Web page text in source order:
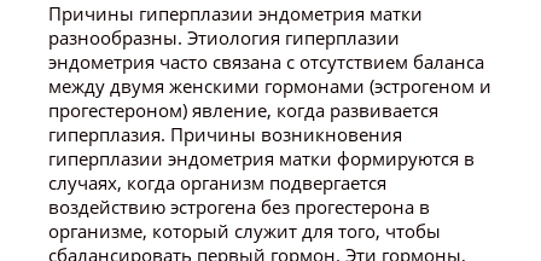
Причины гиперплазии эндометрия матки
разнообразны. Этиология гиперплазии
эндометрия часто связана с отсутствием баланса
между двумя женскими гормонами (эстрогеном и
прогестероном) явление, когда развивается
гиперплазия. Причины возникновения
гиперплазии эндометрия матки формируются в
случаях, когда организм подвергается
воздействию эстрогена без прогестерона в
организме, который служит для того, чтобы
сбалансировать первый гормон. Эти гормоны,